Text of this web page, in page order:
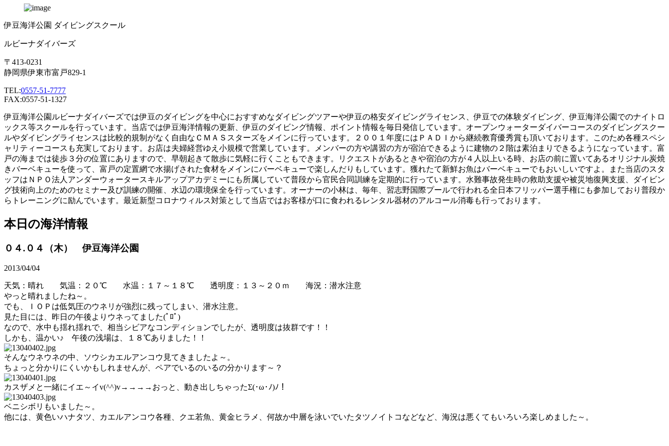
伊豆海洋公園 ダイビングスクール
ルビーナダイバーズ
〒413-0231
静岡県伊東市富戸829-1
TEL:0557-51-7777
FAX:0557-51-1327
伊豆海洋公園ルビーナダイバーズでは伊豆のダイビングを中心におすすめなダイビングツアーや伊豆の格安ダイビングライセンス、伊豆での体験ダイビング、伊豆海洋公園でのナイトロ
ックス等スクールを行っています。当店では伊豆海洋情報の更新、伊豆のダイビング情報、ポイント情報を毎日発信しています。オープンウォーターダイバーコースのダイビングスクー
ルやダイビングライセンスは比較的規制がなく自由なＣＭＡＳスターズをメインに行っています。２００１年度にはＰＡＤＩから継続教育優秀賞も頂いております。このため各種スペシ
ャリティーコースも充実しております。お店は夫婦経営ゆえ小規模で営業しています。メンバーの方や講習の方が宿泊できるように建物の２階は素泊まりできるようになっています。富
戸の海までは徒歩３分の位置にありますので、早朝起きて散歩に気軽に行くこともできます。リクエストがあるときや宿泊の方が４人以上いる時、お店の前に置いてあるオリジナル炭焼
きバーベキューを使って、富戸の定置網で水揚げされた食材をメインにバーベキューで楽しんだりもしています。獲れたて新鮮お魚はバーベキューでもおいしいですよ。また当店のスタ
ッフはＮＰＯ法人アンダーウォータースキルアップアカデミーにも所属していて普段から官民合同訓練を定期的に行っています。水難事故発生時の救助支援や被災地復興支援、ダイビン
グ技術向上のためのセミナー及び訓練の開催、水辺の環境保全を行っています。オーナーの小林は、毎年、習志野国際プールで行われる全日本フリッパー選手権にも参加しており普段か
らトレーニングに励んでいます。最近新型コロナウィルス対策として当店ではお客様が口に食われるレンタル器材のアルコール消毒も行っております。
本日の海洋情報
０４.０４（木） 伊豆海洋公園
2013/04/04
天気：晴れ 気温：２０℃ 水温：１７～１８℃ 透明度：１３～２０ｍ 海況：潜水注意
やっと晴れましたね～。
でも、ＩＯＰは低気圧のウネリが強烈に残ってしまい、潜水注意。
見た目には、昨日の午後よりウネってました(ﾟﾛﾟ)
なので、水中も揺れ揺れで、相当シビアなコンディションでしたが、透明度は抜群です！！
しかも、温かい♪ 午後の浅場は、１８℃ありました！！
そんなウネウネの中、ソウシカエルアンコウ見てきましたよ～。
ちょっと分かりにくいかもしれませんが、ペアでいるのいるの分かります～？
カスザメと一緒にイエ～イv(^^)v→→→→おっと、動き出しちゃったΣ(･ω･ﾉ)ﾉ！
ベニシボリもいました～。
他には、黄色いハナタツ、カエルアンコウ各種、クエ若魚、黄金ヒラメ、何故か中層を泳いでいたタツノイトコなどなど、海況は悪くてもいろいろ楽しめました～。